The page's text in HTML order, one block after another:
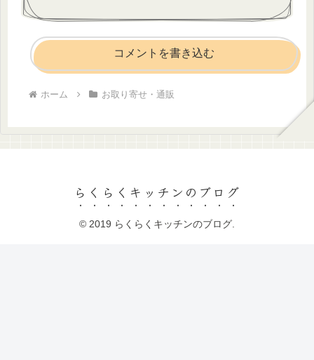
コメントを書き込む
ホーム お取り寄せ・通販
らくらくキッチンのブログ
© 2019 らくらくキッチンのブログ.